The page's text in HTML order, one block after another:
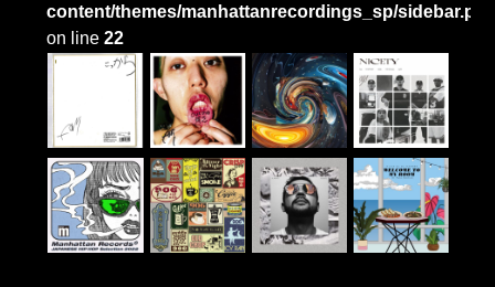
content/themes/manhattanrecordings_sp/
on line22